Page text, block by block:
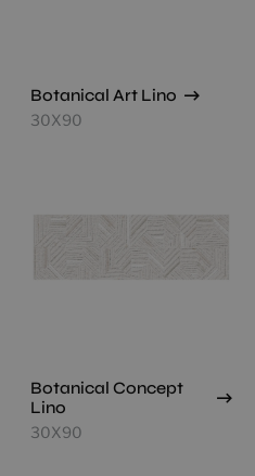
Botanical Art Lino
30X90
Botanical Concept
Lino
30X90